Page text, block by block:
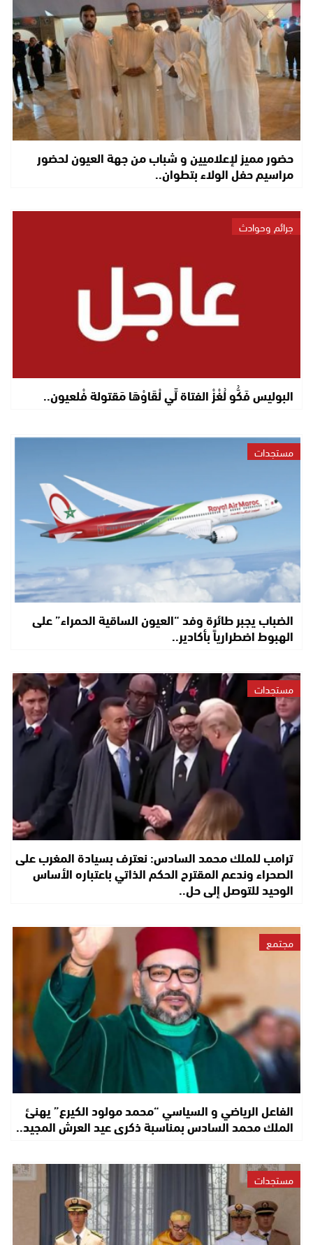
حضور مميز لإعلاميين و شباب من جهة العيون لحضور
مراسيم حفل الولاء بتطوان..
جرائم وحوادث
البوليس فَكُّو لُغْزْ الفتاة لِّي لْقَاوْهَا مَقتولة فْلعيون..
مستجدات
الضباب يجبر طائرة وفد “العيون الساقية الحمراء” على
الهبوط اضطرارياً بأكادير..
مستجدات
ترامب للملك محمد السادس: نعترف بسيادة المغرب على
الصحراء وندعم المقترح الحكم الذاتي باعتباره الأساس
الوحيد للتوصل إلى حل..
مجتمع
الفاعل الرياضي و السياسي “محمد مولود الكيرع” يهنئ
الملك محمد السادس بمناسبة ذكرى عيد العرش المجيد..
مستجدات